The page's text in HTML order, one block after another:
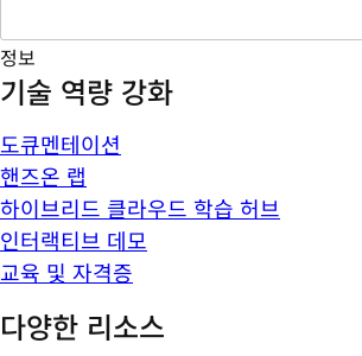
정보
기술 역량 강화
도큐멘테이션
핸즈온 랩
하이브리드 클라우드 학습 허브
인터랙티브 데모
교육 및 자격증
다양한 리소스